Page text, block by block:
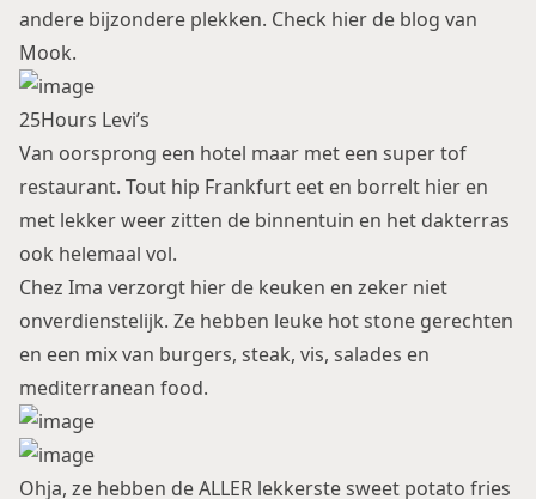
andere bijzondere plekken. Check hier de blog van
Mook.
25Hours Levi’s
Van oorsprong een hotel maar met een super tof
restaurant. Tout hip Frankfurt eet en borrelt hier en
met lekker weer zitten de binnentuin en het dakterras
ook helemaal vol.
Chez Ima verzorgt hier de keuken en zeker niet
onverdienstelijk. Ze hebben leuke hot stone gerechten
en een mix van burgers, steak, vis, salades en
mediterranean food.
Ohja, ze hebben de ALLER lekkerste sweet potato fries